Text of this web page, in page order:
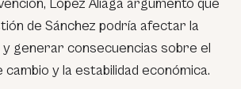
López Aliaga argumentó que
de Sánchez podría afectar la
y generar consecuencias sobre el
cambio y la estabilidad económica.